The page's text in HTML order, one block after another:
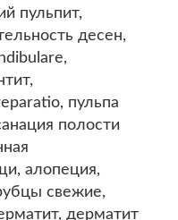
пульпит,
десен,
пульпа
полости
алопеция,
свежие,
дерматит